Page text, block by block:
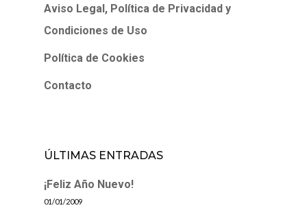
Aviso Legal, Política de Privacidad y
Condiciones de Uso
Política de Cookies
Contacto
ÚLTIMAS ENTRADAS
¡Feliz Año Nuevo!
01/01/2009